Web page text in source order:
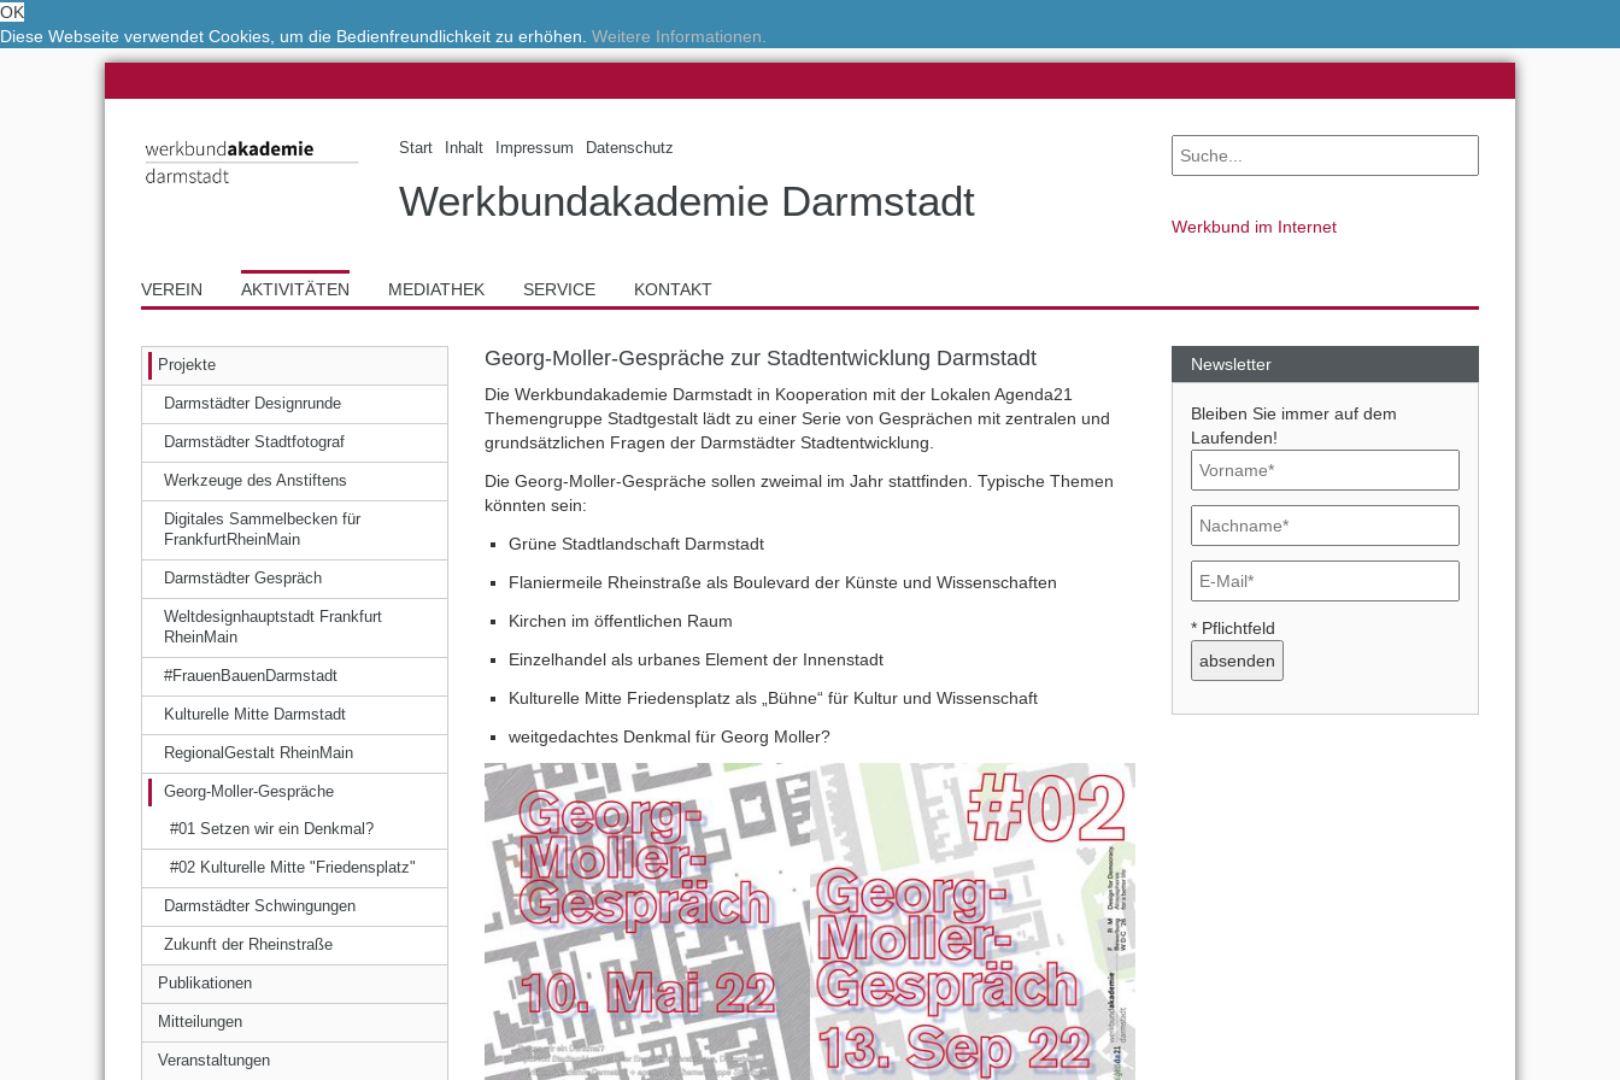
OK
Diese Webseite verwendet Cookies, um die Bedienfreundlichkeit zu erhöhen. Weitere Informationen.
Start Inhalt Impressum Datenschutz
Werkbundakademie Darmstadt
Werkbund im Internet
VEREIN AKTIVITÄTEN MEDIATHEK SERVICE KONTAKT
Projekte
Darmstädter Designrunde
Darmstädter Stadtfotograf
Werkzeuge des Anstiftens
Digitales Sammelbecken für
FrankfurtRheinMain
Darmstädter Gespräch
Weltdesignhauptstadt Frankfurt
RheinMain
#FrauenBauenDarmstadt
Kulturelle Mitte Darmstadt
RegionalGestalt RheinMain
Georg-Moller-Gespräche
#01 Setzen wir ein Denkmal?
#02 Kulturelle Mitte "Friedensplatz"
Darmstädter Schwingungen
Zukunft der Rheinstraße
Publikationen
Mitteilungen
Veranstaltungen
Georg-Moller-Gespräche zur Stadtentwicklung Darmstadt
Die Werkbundakademie Darmstadt in Kooperation mit der Lokalen Agenda21
Themengruppe Stadtgestalt lädt zu einer Serie von Gesprächen mit zentralen und
grundsätzlichen Fragen der Darmstädter Stadtentwicklung.
Die Georg-Moller-Gespräche sollen zweimal im Jahr stattfinden. Typische Themen
könnten sein:
Grüne Stadtlandschaft Darmstadt
Flaniermeile Rheinstraße als Boulevard der Künste und Wissenschaften
Kirchen im öffentlichen Raum
Einzelhandel als urbanes Element der Innenstadt
Kulturelle Mitte Friedensplatz als „Bühne“ für Kultur und Wissenschaft
weitgedachtes Denkmal für Georg Moller?
Newsletter
Bleiben Sie immer auf dem
Laufenden!
* Pflichtfeld